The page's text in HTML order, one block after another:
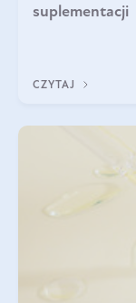
suplementacji
CZYTAJ